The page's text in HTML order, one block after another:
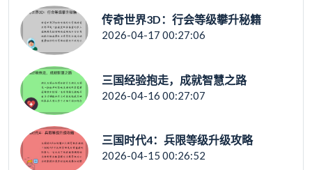
传奇世界3D：行会等级攀升秘籍
2026-04-17 00:27:06
三国经验抱走，成就智慧之路
2026-04-16 00:27:07
三国时代4：兵限等级升级攻略
2026-04-15 00:26:52